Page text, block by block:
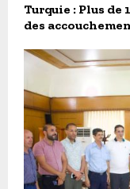
Turquie : Plus
des